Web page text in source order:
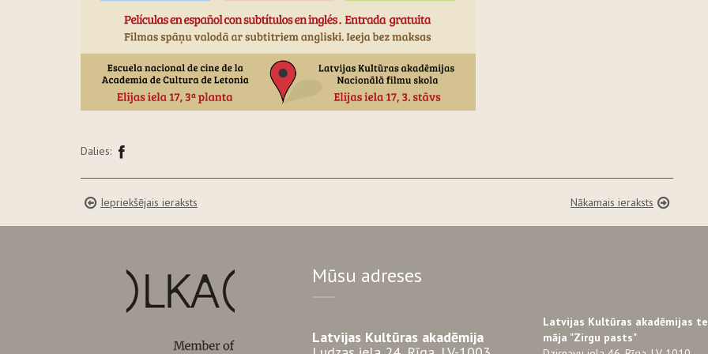
Dalies:
Iepriekšējais ieraksts Nākamais ieraksts
Mūsu adreses
Latvijas Kultūras akadēmija
Latvijas Kultūras akadēmijas
māja "Zirgu pasts"